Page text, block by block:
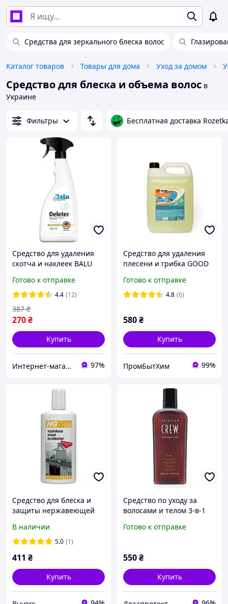
Средства для зеркального блеска волос
Каталог товаров Товары для дома Уход за домом
Средство для блеска и объема волос в
Украине
Фильтры Бесплатная доставка
Средство для удаления
скотча и наклеек BALU
(4820159426713)
Готово к отправке
4.4 (12)
270₴
387 ₴
Купить
Интернет-магазин UHT24 97%
Средство для удаления
плесени и грибка GOOD
Готово к отправке
4.8 (6)
580₴
Купить
ПромБытХим 99%
Средство для блеска и
защиты нержавеющей
В наличии
5.0 (1)
411 ₴
Купить
Средство по уходу за
волосами и телом 3-в-1
мл
Готово к отправке
550₴
Купить